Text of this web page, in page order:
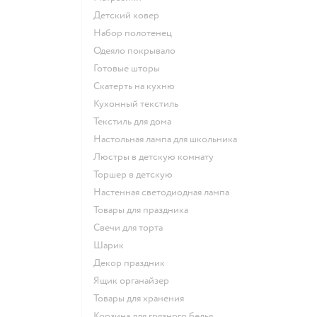
Детский ковер
Набор полотенец
Одеяло покрывало
Готовые шторы
Скатерть на кухню
Кухонный текстиль
Текстиль для дома
Настольная лампа для школьника
Люстры в детскую комнату
Торшер в детскую
Настенная светодиодная лампа
Товары для праздника
Свечи для торта
Шарик
Декор праздник
Ящик органайзер
Товары для хранения